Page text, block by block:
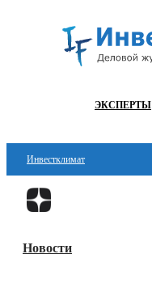
ЭКСПЕРТЫ
Инвестклимат
Финансы
Блокчейн
Новости